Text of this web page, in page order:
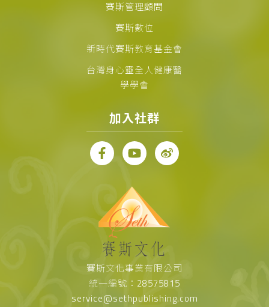
賽斯管理顧問
賽斯數位
新時代賽斯教育基金會
台灣身心靈全人健康醫
學學會
加入社群
賽斯文化事業有限公司
統一編號：28575815
service@sethpublishing.com